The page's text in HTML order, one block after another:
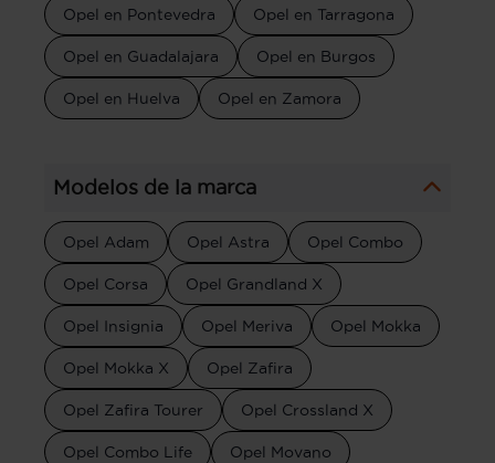
Opel en Pontevedra Opel en Tarragona
Opel en Guadalajara Opel en Burgos
Opel en Huelva Opel en Zamora
Modelos de la marca
Opel Adam Opel Astra Opel Combo
Opel Corsa Opel Grandland X
Opel Insignia Opel Meriva Opel Mokka
Opel Mokka X Opel Zafira
Opel Zafira Tourer Opel Crossland X
Opel Combo Life Opel Movano